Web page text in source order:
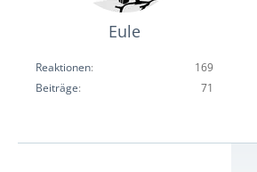
Eule
Reaktionen
169
Beiträge
71